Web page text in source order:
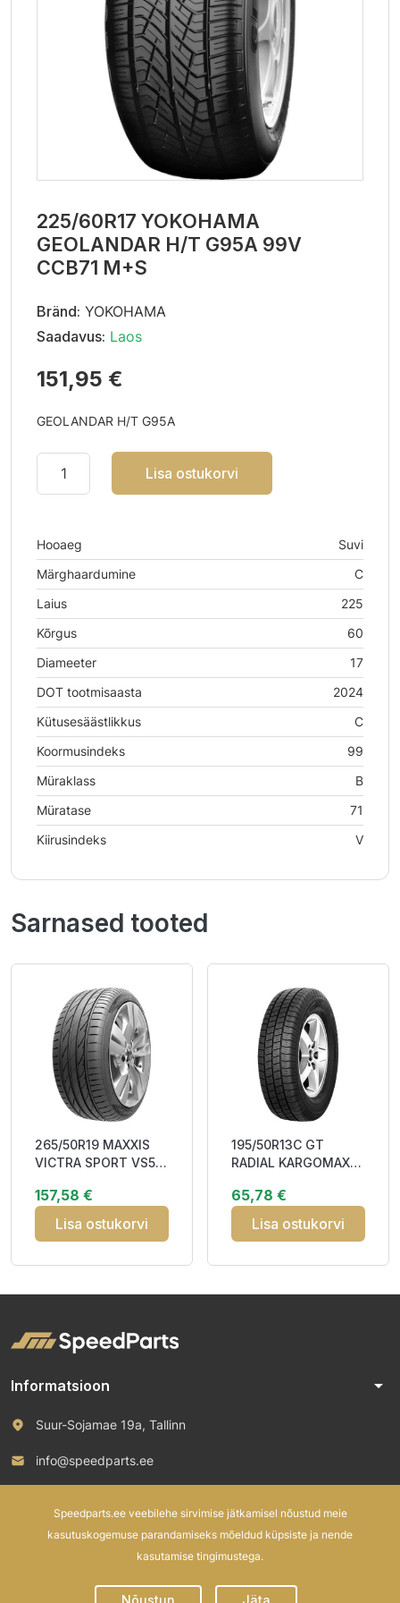
225/60R17 YOKOHAMA
GEOLANDAR H/T G95A 99V
CCB71 M+S
Bränd: YOKOHAMA
Saadavus: Laos
151,95 €
GEOLANDAR H/T G95A
Lisa ostukorvi
Hooaeg
Suvi
Märghaardumine
C
Laius
225
Kõrgus
60
Diameeter
17
DOT tootmisaasta
2024
Kütusesäästlikkus
C
Koormusindeks
99
Müraklass
B
Müratase
71
Kiirusindeks
V
Sarnased tooted
265/50R19 MAXXIS
VICTRA SPORT VS5
CAB71
157,58 €
Lisa ostukorvi
195/50R13C GT
RADIAL KARGOMAX
FOR TRAILER ONLY
65,78 €
Lisa ostukorvi
Informatsioon arrow_drop_down
Suur-Sojamae 19a, Tallinn
info@speedparts.ee
Speedparts.ee veebilehe sirvimise jätkamisel nõustud meie
kasutuskogemuse parandamiseks mõeldud küpsiste ja nende
kasutamise tingimustega.
Nõustun Jäta